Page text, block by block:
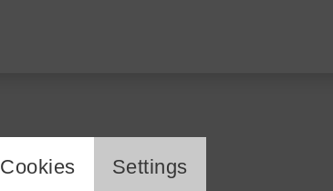
cookie_layer
Cookies Settings